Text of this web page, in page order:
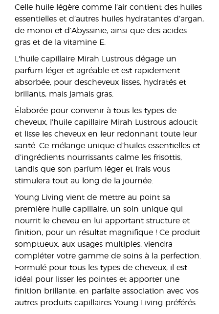
Celle huile légère comme l’air contient des huiles
essentielles et d’autres huiles hydratantes d’argan,
de monoï et d’Abyssinie, ainsi que des acides
gras et de la vitamine E.
L'huile capillaire Mirah Lustrous dégage un
parfum léger et agréable et est rapidement
absorbée, pour descheveux lisses, hydratés et
brillants, mais jamais gras.
Élaborée pour convenir à tous les types de
cheveux, l’huile capillaire Mirah Lustrous adoucit
et lisse les cheveux en leur redonnant toute leur
santé. Ce mélange unique d’huiles essentielles et
d’ingrédients nourrissants calme les frisottis,
tandis que son parfum léger et frais vous
stimulera tout au long de la journée.
Young Living vient de mettre au point sa
première huile capillaire, un soin unique qui
nourrit le cheveu en lui apportant structure et
finition, pour un résultat magnifique ! Ce produit
somptueux, aux usages multiples, viendra
compléter votre gamme de soins à la perfection.
Formulé pour tous les types de cheveux, il est
idéal pour lisser les pointes et apporter une
finition brillante, en parfaite association avec vos
autres produits capillaires Young Living préférés.